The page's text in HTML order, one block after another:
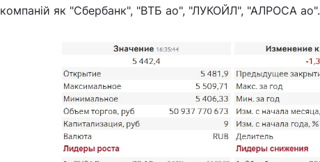
компаній як "Сбербанк", "ВТБ ао", "ЛУКОЙЛ", "АЛРОСА ао".